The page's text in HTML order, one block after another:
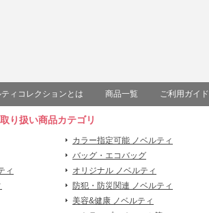
ティコレクションとは 商品一覧 ご利用ガイド
り扱い商品カテゴリ
カラー指定可能 ノベルティ
バッグ・エコバッグ
ィ
オリジナル ノベルティ
防犯・防災関連 ノベルティ
美容&健康 ノベルティ